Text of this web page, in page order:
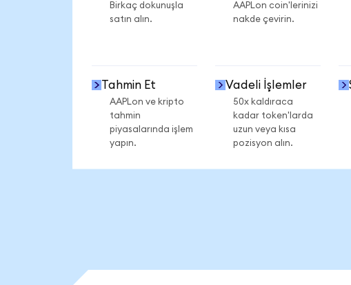
Birkaç dokunuşla
satın alın.
AAPLon coin'lerinizi
nakde çevirin.
Tahmin Et
AAPLon ve kripto
tahmin
piyasalarında işlem
yapın.
Vadeli İşlemler
50x kaldıraca
kadar token'larda
uzun veya kısa
pozisyon alın.